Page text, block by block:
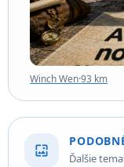
Winch Wen·93 km
wallpaper Ďalšie